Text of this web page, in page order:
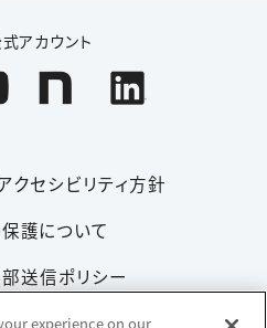
アカウント
クセシビリティ方針
護について
送信ポリシー
シー
サイトマップ
experience on our